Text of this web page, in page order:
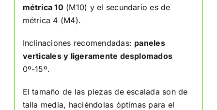
métrica 10 (M10) y el secundario es de
métrica 4 (M4).
Inclinaciones recomendadas: paneles
verticales y ligeramente desplomados
0º-15º.
El tamaño de las piezas de escalada son de
talla media, haciéndolas óptimas para el